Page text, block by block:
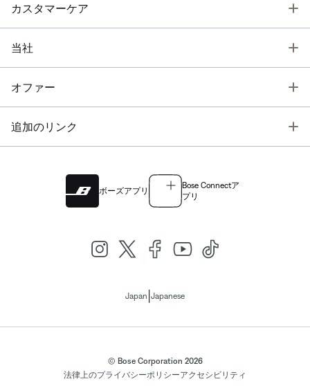
カスタマーケア
当社
オファー
追加のリンク
ボーズアプリ
Bose Connectア
プリ
Japan Japanese
© Bose Corporation 2026
法律上のプライバシーポリシーアクセシビリティ